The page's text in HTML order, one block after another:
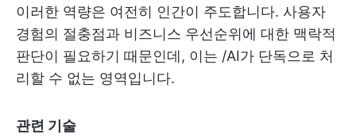
이러한 역량은 여전히 인간이 주도합니다. 사용자
경험의 절충점과 비즈니스 우선순위에 대한 맥락적
판단이 필요하기 때문인데, 이는 /AI가 단독으로 처
리할 수 없는 영역입니다.
관련 기술